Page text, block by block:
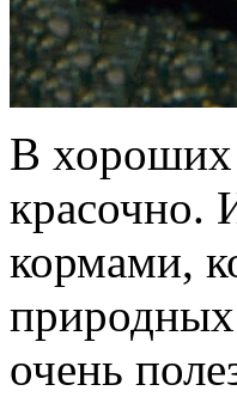
В хороших
красочно.
кормами,
очень